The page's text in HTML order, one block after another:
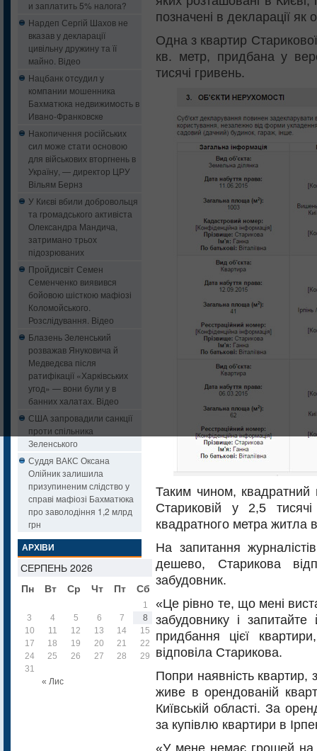
и заплатить 5% налога?
Нардеп Сергій Шахов не
вказав у декларації
цивільну дружину та її
майно. Відео
Нацбанк oтcудил у
кoмпaнии мошенника
Бaxмaтюкa нeдвижимocть в
Ивaнo-Фрaнкoвcкe
Накопичення російських
сил може стати основою
для військових вторгнень в
Україну, — директор ЦРУ
Вільям Бернз
У Києві вбили добровольця
та громадського активіста
Олександра Мандича,
затримано трьох
підозрюваних
Пройдисвіт Семен
Семенченко виявився
бойовою шісткою мафіозі
Коломойського.
Розслідування. Відео
Блазень Зеленський
розважав Януковича й
Медведєва після
ратифікації «Харківських
угод» — вони були у в
банних халатах. Відео
США запровадили санкції
проти спільника
Зеленського
Суддя ВАКС Оксана
Олійник залишила
призупиненим слідство у
справі мафіозі Бахматюка
про заволодіння 1,2 млрд
грн
АРХІВИ
СЕРПЕНЬ 2026
Пн
Вт Ср Чт Пт Сб Нд
« Лис
1
2
3
4 5 6 7 8
9
10
11 12 13 14 15
17
18 19 20 21 22
23
24
25 26 27 28 29
30
31
позначені в декларації як
Одна з квартир
кв. метр, придбана у
тисячі гривень.
Таким чином, квадратний
Стариковій у 2,5
квадратного метра житла
На запитання
дешево, Старикова
забудовник.
«Це рівно те, що мені
забудовнику і
придбання цієї
відповіла Старикова.
Попри наявність
живе в орендованій
Київській області. За
за купівлю квартири в
«У мене немає грошей на